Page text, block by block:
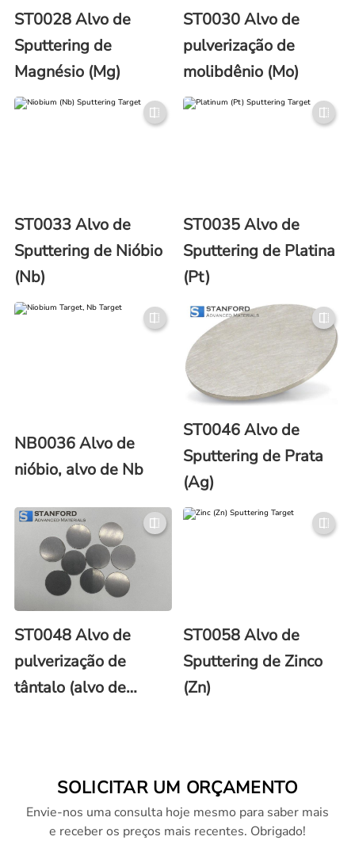
ST0028 Alvo de
Sputtering de
Magnésio (Mg)
ST0030 Alvo de
pulverização de
molibdênio (Mo)
ST0033 Alvo de
Sputtering de Nióbio
(Nb)
ST0035 Alvo de
Sputtering de Platina
(Pt)
NB0036 Alvo de
nióbio, alvo de Nb
ST0046 Alvo de
Sputtering de Prata
(Ag)
ST0048 Alvo de
pulverização de
tântalo (alvo de
ST0058 Alvo de
Sputtering de Zinco
(Zn)
SOLICITAR UM ORÇAMENTO
Envie-nos uma consulta hoje mesmo para saber mais
e receber os preços mais recentes. Obrigado!